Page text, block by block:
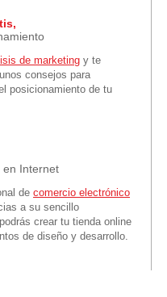
de marketing y te
consejos para
posicionamiento de tu
en Internet
de comercio electrónico
a su sencillo
crear tu tienda online
de diseño y desarrollo.